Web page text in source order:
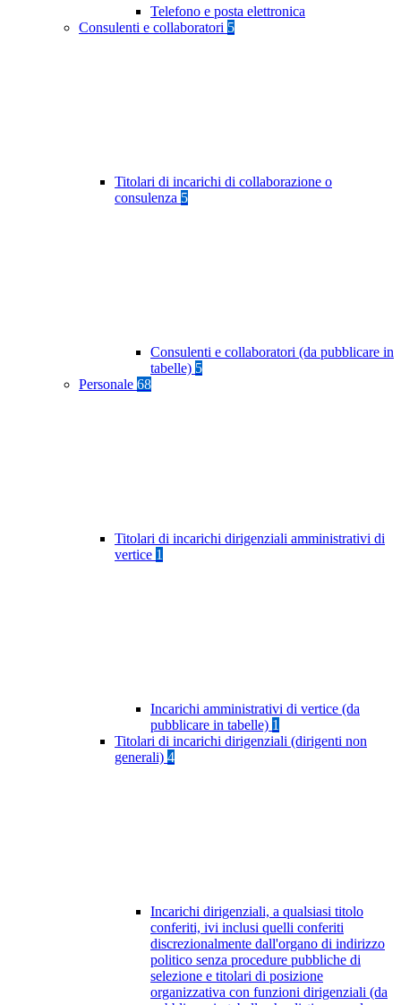
Telefono e posta elettronica
Consulenti e collaboratori 5
Titolari di incarichi di collaborazione o
consulenza 5
Consulenti e collaboratori (da pubblicare in
tabelle) 5
Personale 68
Titolari di incarichi dirigenziali amministrativi di
vertice 1
Incarichi amministrativi di vertice (da
pubblicare in tabelle) 1
Titolari di incarichi dirigenziali (dirigenti non
generali) 4
Incarichi dirigenziali, a qualsiasi titolo
conferiti, ivi inclusi quelli conferiti
discrezionalmente dall'organo di indirizzo
politico senza procedure pubbliche di
selezione e titolari di posizione
organizzativa con funzioni dirigenziali (da